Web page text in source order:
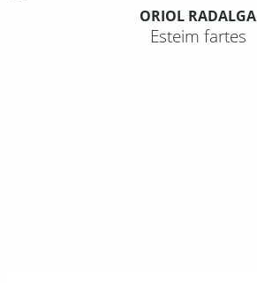
ORIOL RADALGA
Esteim fartes